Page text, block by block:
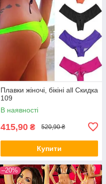
Плавки жіночі, бікіні all Скидка
109
В наявності
415,90 ₴ 520,90 ₴
Купити
–20%